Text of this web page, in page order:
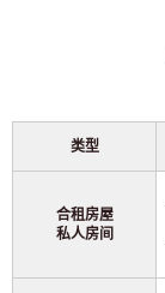
类型
合租房屋
私人房间